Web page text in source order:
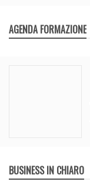
AGENDA FORMAZIONE
BUSINESS IN CHIARO